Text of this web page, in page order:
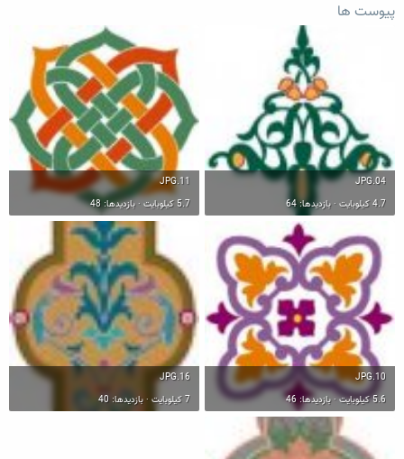
پیوست ها
04.JPG
4.7 کیلوبایت · بازدیدها: 64
11.JPG
5.7 کیلوبایت · بازدیدها: 48
10.JPG
5.6 کیلوبایت · بازدیدها: 46
16.JPG
7 کیلوبایت · بازدیدها: 40